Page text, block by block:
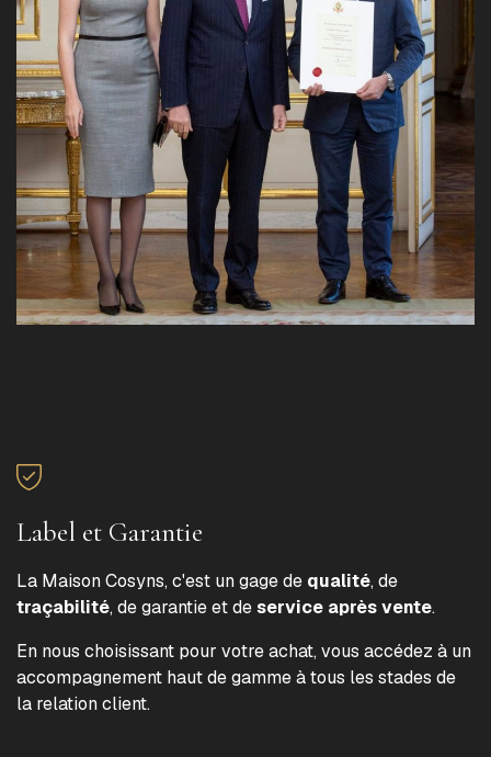
Label et Garantie
La Maison Cosyns, c'est un gage de qualité, de
traçabilité, de garantie et deservice après vente.
En nous choisissant pour votre achat, vous accédez à un
accompagnement haut de gamme à tous les stades de
la relation client.